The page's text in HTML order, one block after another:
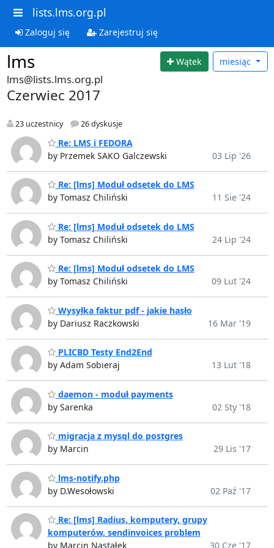
lists.lms.org.pl
Zaloguj się Zarejestruj się
lms Wątek miesiąc
lms@lists.lms.org.pl
Czerwiec 2017
23 uczestnicy 26 dyskusje
Re: LMS i FEDORA
by Przemek SAKO Galczewski
03 Lip '26
Re: [lms] Moduł odsetek do LMS
by Tomasz Chiliński
11 Sie '24
Re: [lms] Moduł odsetek do LMS
by Tomasz Chiliński
24 Lip '24
Re: [lms] Moduł odsetek do LMS
by Tomasz Chiliński
09 Lut '24
Wysyłka faktur pdf - jakie hasło
by Dariusz Raczkowski
16 Mar '19
PLICBD Testy End2End
by Adam Sobieraj
13 Lut '18
daemon - moduł payments
by Sarenka
02 Sty '18
migracja z mysql do postgres
by Marcin
29 Lis '17
lms-notify.php
by D.Wesołowski
02 Paź '17
Re: [lms] Radius, komputery, grupy
komputerów, sendinvoices problem
by Marcin Nastałek
30 Cze '17